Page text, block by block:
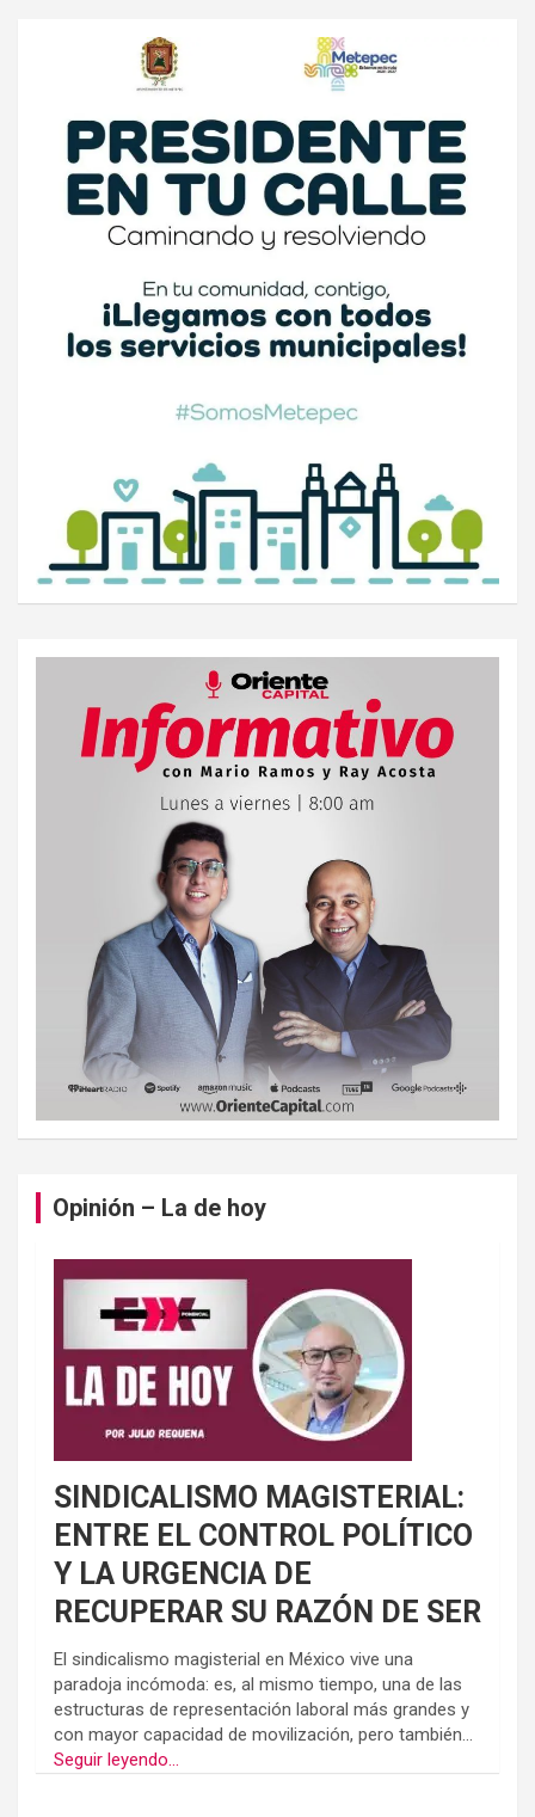
Opinión – La de hoy
SINDICALISMO MAGISTERIAL:
ENTRE EL CONTROL POLÍTICO
Y LA URGENCIA DE
RECUPERAR SU RAZÓN DE SER
El sindicalismo magisterial en México vive una
paradoja incómoda: es, al mismo tiempo, una de las
estructuras de representación laboral más grandes y
con mayor capacidad de movilización, pero también...
Seguir leyendo...